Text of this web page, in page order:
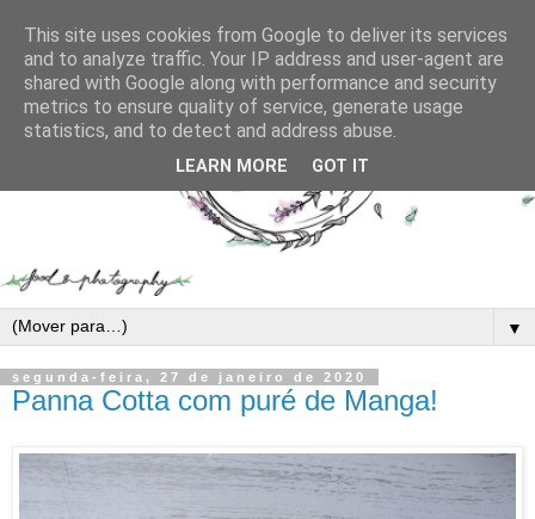
▼
segunda-feira, 27 de janeiro de 2020
Panna Cotta com puré de Manga!
This site uses cookies from Google to deliver its services
and to analyze traffic. Your IP address and user-agent are
shared with Google along with performance and security
metrics to ensure quality of service, generate usage
statistics, and to detect and address abuse.
LEARN MORE GOT IT